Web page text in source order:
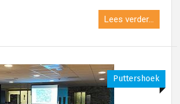
Lees verder...
Puttershoek